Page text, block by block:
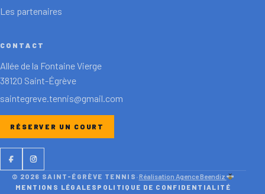
Les partenaires
CONTACT
Allée de la Fontaine Vierge
38120 Saint-Égrève
saintegreve.tennis@gmail.com
RÉSERVER UN COURT
FacebookInstagram
© 2026 SAINT-ÉGRÈVE TENNIS ·Réalisation Agence Beendiz
MENTIONS LÉGALES POLITIQUE DE CONFIDENTIALITÉ